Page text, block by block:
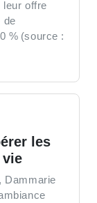
leur offre
de
% (source :
les
vie
Dammarie